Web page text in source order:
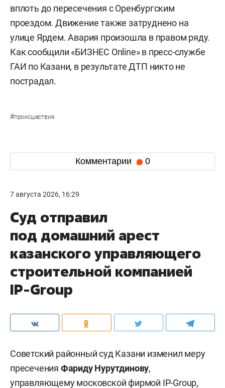
вплоть до пересечения с Оренбургским
проездом. Движение также затруднено на
улице Ярдем. Авария произошла в правом ряду.
Как сообщили «БИЗНЕС Online» в пресс-службе
ГАИ по Казани, в результате ДТП никто не
пострадал.
#происшествия
Комментарии 0
7 августа 2026, 16:29
Суд отправил
под домашний арест
казанского управляющего
строительной компанией
IP-Group
Советский районный суд Казани изменил меру
пресечения Фариду Нурутдинову,
управляющему московской фирмой IP-Group,